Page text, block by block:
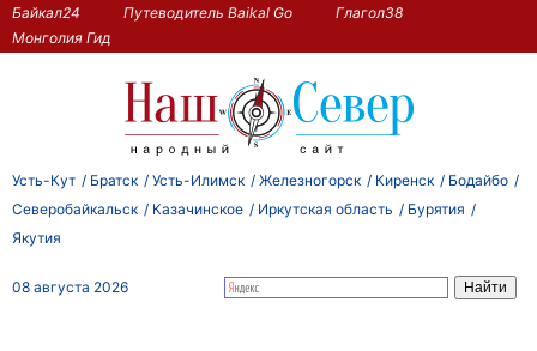
Байкал24 Путеводитель Baikal Go
Глагол38
Монголия Гид
Усть-Кут Братск Усть-Илимск Железногорск Киренск
Бодайбо
Северобайкальск
Казачинское Иркутская область
Бурятия
Якутия
08 августа 2026